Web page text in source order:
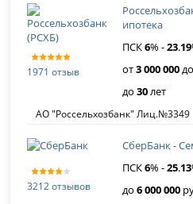
1971 отзыв
ипотека
ПСК6% -23.19
от3 000 000до
до30лет
АО "Россельхозбанк" Лиц.№3349
3212 отзывов
СберБанк -
ПСК6% -25.13
до6 000 000